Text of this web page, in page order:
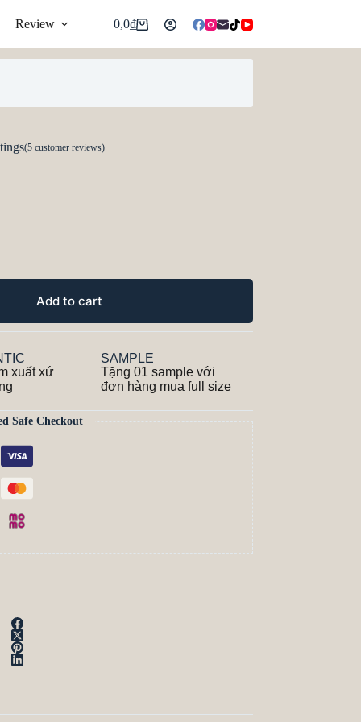
Review 0,0₫
(5customer reviews)
Add to cart
xuất xứ
SAMPLE
Tặng 01 sample với
đơn hàng mua full size
Safe Checkout